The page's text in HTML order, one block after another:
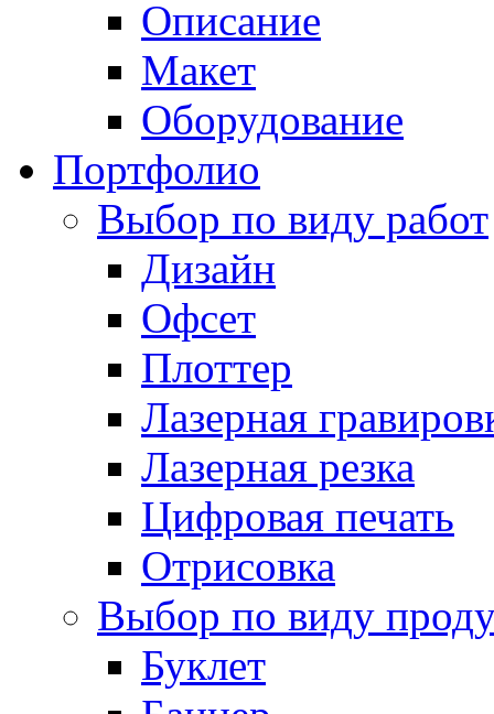
Описание
Макет
Оборудование
Портфолио
Выбор по виду работ
Дизайн
Офсет
Плоттер
Лазерная
Лазерная резка
Цифровая печать
Отрисовка
Выбор по виду
Буклет